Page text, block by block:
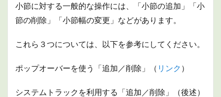
てで
一般
操作
小節
番号
3.1
小節に対する一般的な操作には、「小節の追加」「小
節の削除」「小節幅の変更」などがあります。
これら３つについては、以下を参考にしてください。
ポップオーバーを使う「追加／削除」（ リンク ）
システムトラックを利用する「追加／削除」（後述）